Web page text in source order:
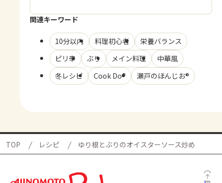
関連キーワード
10分以内 料理初心者
栄養バランス
ピリ辛
ぶり メイン料理
中華風
冬レシピ
Cook Do® 瀬戸のほんじお®
TOP レシピ ゆり根とぶりのオイスターソース炒め